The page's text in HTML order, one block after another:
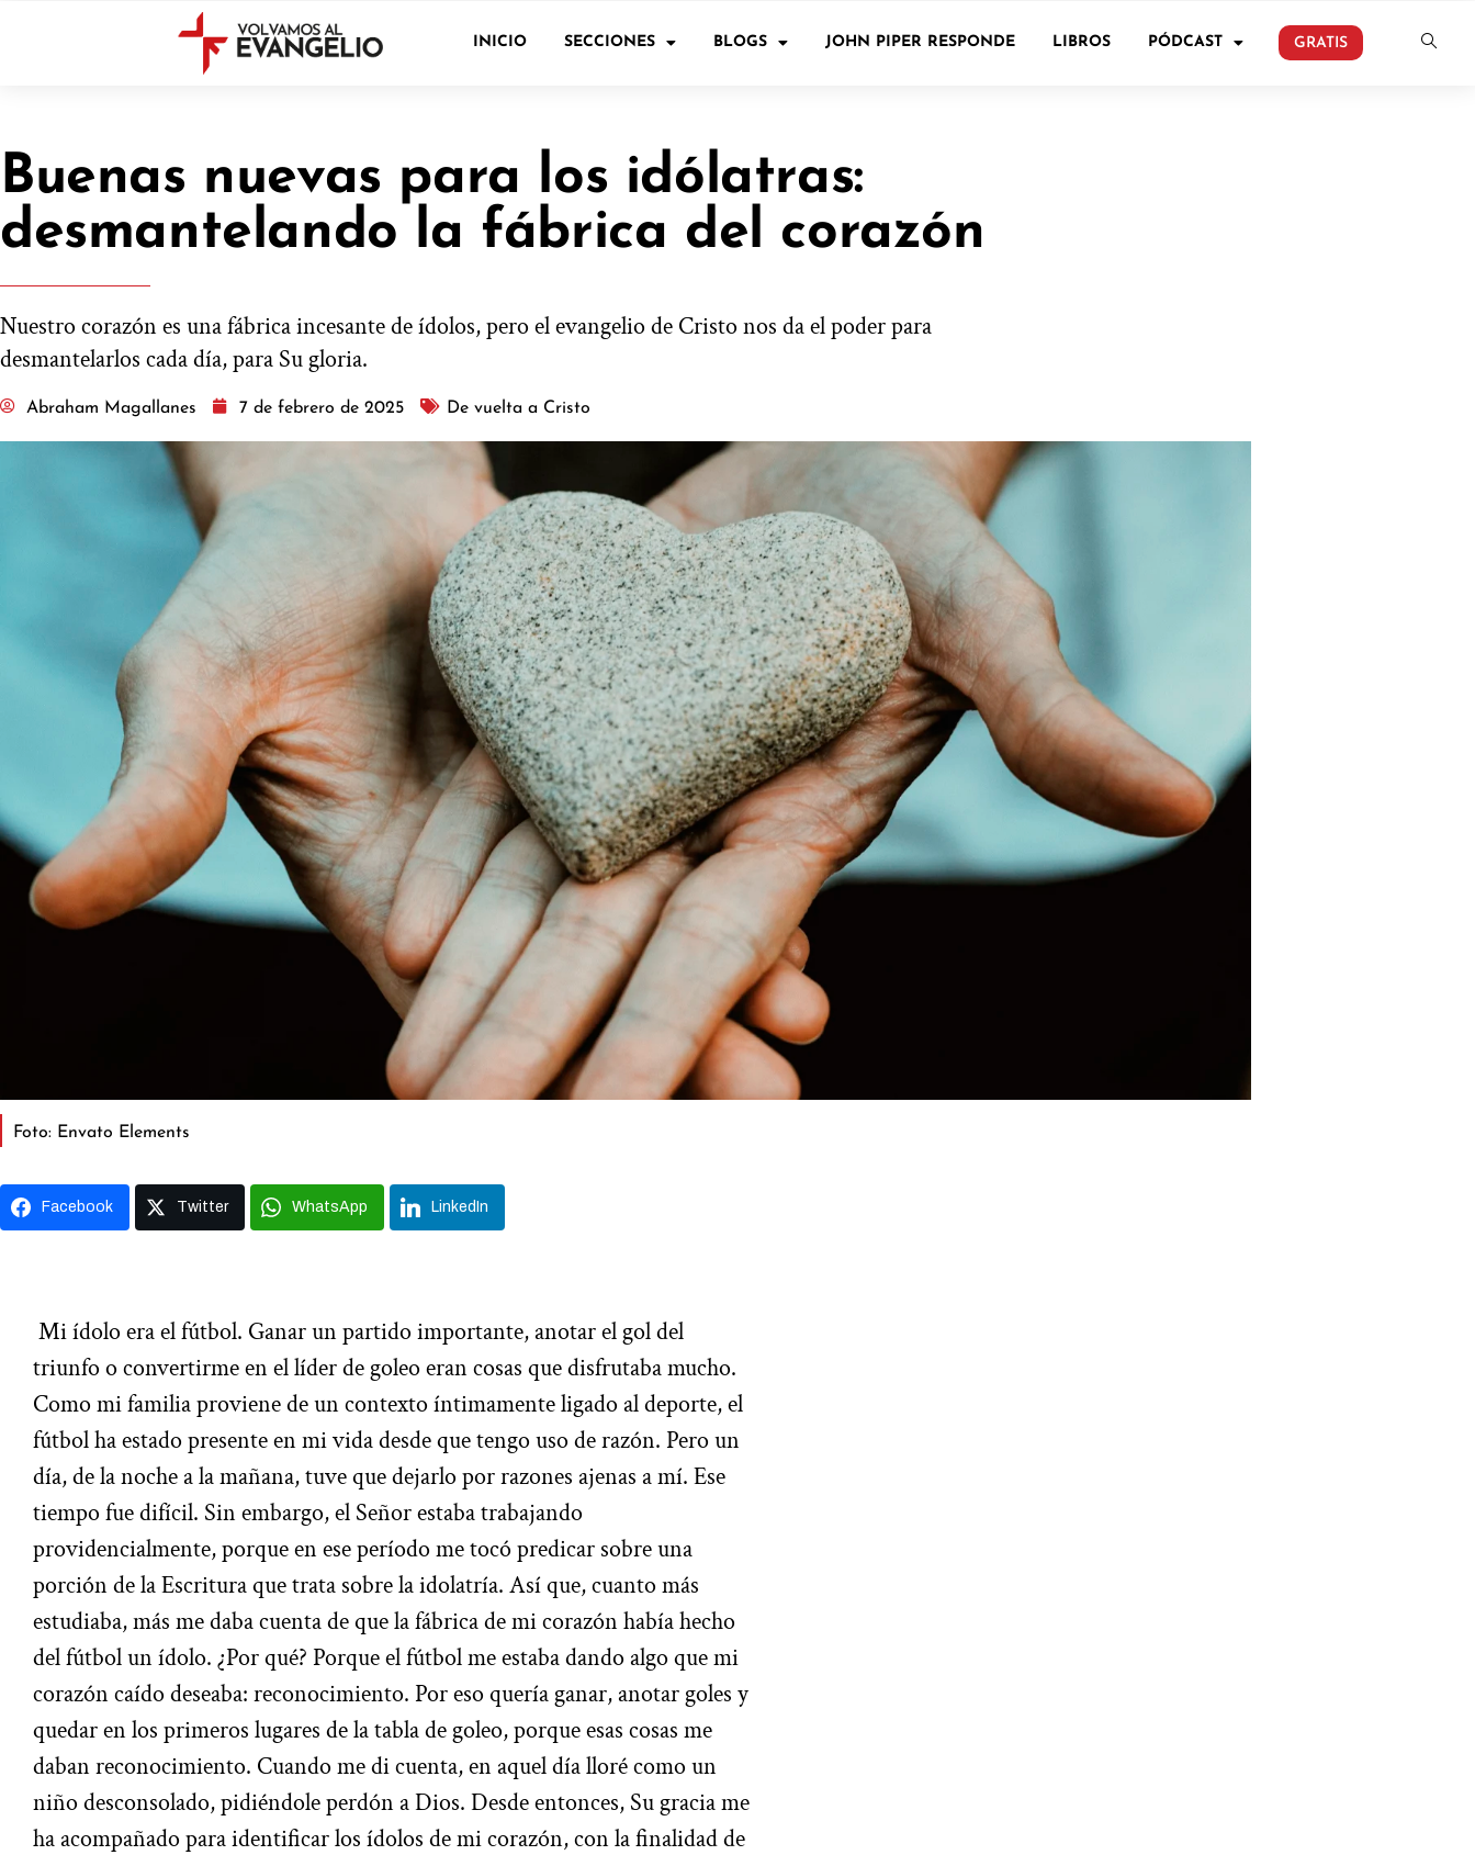
INICIO SECCIONES BLOGS JOHN PIPER RESPONDE LIBROS PÓDCAST GRATIS
Buenas nuevas para los idólatras:
desmantelando la fábrica del corazón
Nuestro corazón es una fábrica incesante de ídolos, pero el evangelio de Cristo nos da el poder para
desmantelarlos cada día, para Su gloria.
Abraham Magallanes 7 de febrero de 2025 De vuelta a Cristo
Foto: Envato Elements
Facebook Twitter WhatsApp LinkedIn
Mi ídolo era el fútbol. Ganar un partido importante, anotar el gol del
triunfo o convertirme en el líder de goleo eran cosas que disfrutaba mucho.
Como mi familia proviene de un contexto íntimamente ligado al deporte, el
fútbol ha estado presente en mi vida desde que tengo uso de razón. Pero un
día, de la noche a la mañana, tuve que dejarlo por razones ajenas a mí. Ese
tiempo fue difícil. Sin embargo, el Señor estaba trabajando
providencialmente, porque en ese período me tocó predicar sobre una
porción de la Escritura que trata sobre la idolatría. Así que, cuanto más
estudiaba, más me daba cuenta de que la fábrica de mi corazón había hecho
del fútbol un ídolo. ¿Por qué? Porque el fútbol me estaba dando algo que mi
corazón caído deseaba: reconocimiento. Por eso quería ganar, anotar goles y
quedar en los primeros lugares de la tabla de goleo, porque esas cosas me
daban reconocimiento. Cuando me di cuenta, en aquel día lloré como un
niño desconsolado, pidiéndole perdón a Dios. Desde entonces, Su gracia me
ha acompañado para identificar los ídolos de mi corazón, con la finalidad de